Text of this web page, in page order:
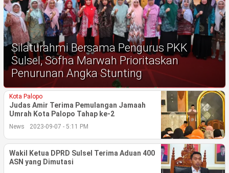
Life Style
Profil
Opini
Video
More
Disclaimer
Silaturahmi Bersama Pengurus PKK
Sulsel, Sofha Marwah Prioritaskan
Penurunan Angka Stunting
Kota Palopo
Judas Amir Terima Pemulangan Jamaah
Umrah Kota Palopo Tahap ke-2
News 2023-09-07 - 5:11 PM
Wakil Ketua DPRD Sulsel Terima Aduan 400
ASN yang Dimutasi